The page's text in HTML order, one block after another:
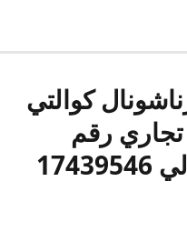
كوالتي
رقم